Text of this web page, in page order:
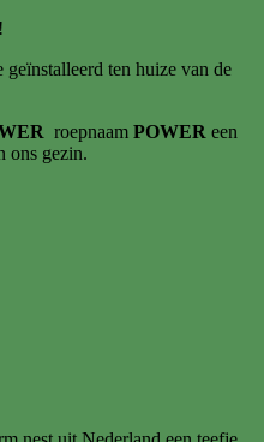
geïnstalleerd ten huize van de
roepnaam POWER een
ons gezin.